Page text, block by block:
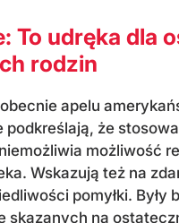
To udręka dla
rodzin
apelu
że
możliwość
Wskazują też na
pomyłki. Były
skazanych na